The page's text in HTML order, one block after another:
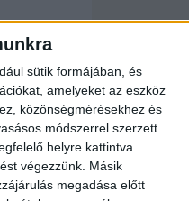
sütik formájában, és
amelyeket az eszköz
közönségmérésekhez és
módszerrel szerzett
helyre kattintva
végezzünk. Másik
megadása előtt